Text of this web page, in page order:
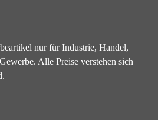
nur für Industrie, Handel,
Alle Preise verstehen sich